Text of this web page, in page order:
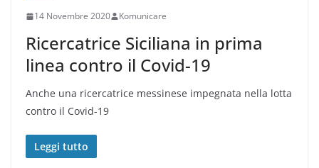
14 Novembre 2020 Komunicare
Ricercatrice Siciliana in prima
linea contro il Covid-19
Anche una ricercatrice messinese impegnata nella lotta
contro il Covid-19
Leggi tutto